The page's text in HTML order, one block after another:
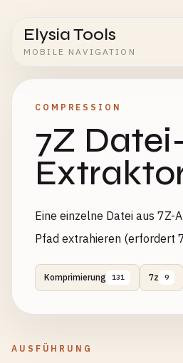
Elysia Tools
MOBILE NAVIGATION
COMPRESSION
7Z
Eine einzelne Datei aus 7Z-
Pfad extrahieren (erfordert
Komprimierung 131 7z 9
AUSFÜHRUNG